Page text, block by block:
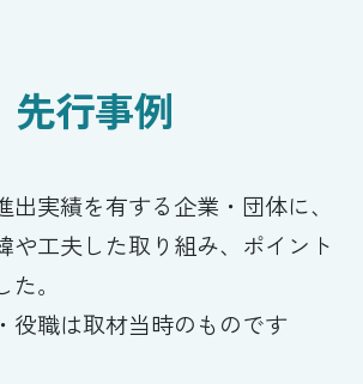
先行事例
実績を有する企業・団体に、
や工夫した取り組み、ポイント
。
役職は取材当時のものです